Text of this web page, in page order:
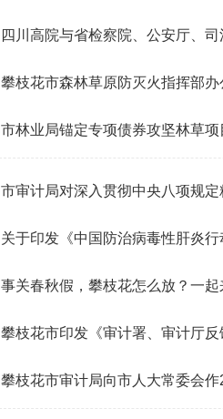
市林业局锚定专项债券攻坚林草
市审计局对深入贯彻中央八项规
关于印发《中国防治病毒性肝炎
事关春秋假，攀枝花怎么放？一起
攀枝花市印发《审计署、审计厅反
攀枝花市审计局向市人大常委会